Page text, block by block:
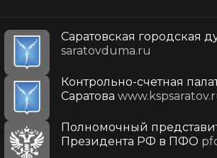
Саратовская городская
saratovduma.ru
Контрольно-счетная
Саратова
Полномочный
Президента РФ в ПФО